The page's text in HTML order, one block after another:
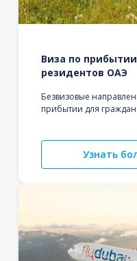
Виза по
резидентов ОАЭ
Безвизовые
прибытии для
Узнать